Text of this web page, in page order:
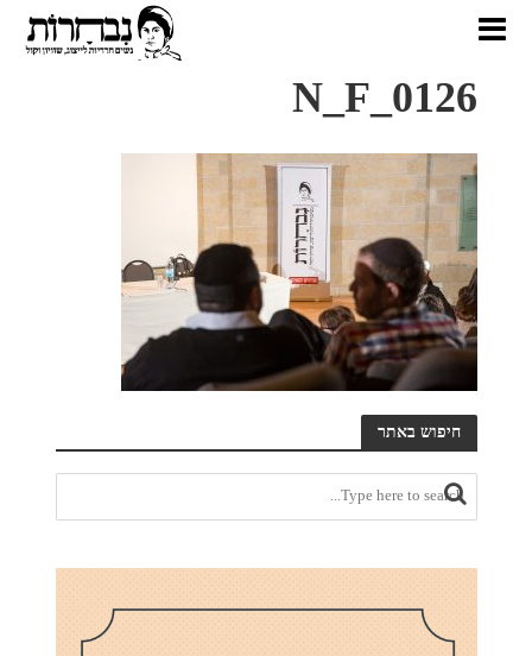
N_F_0126
חיפוש באתר